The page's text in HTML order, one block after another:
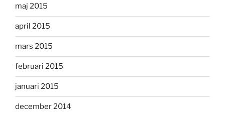
maj 2015
april 2015
mars 2015
februari 2015
januari 2015
december 2014